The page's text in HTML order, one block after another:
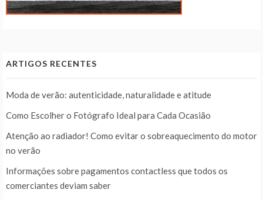
ARTIGOS RECENTES
Moda de verão: autenticidade, naturalidade e atitude
Como Escolher o Fotógrafo Ideal para Cada Ocasião
Atenção ao radiador! Como evitar o sobreaquecimento do motor
no verão
Informações sobre pagamentos contactless que todos os
comerciantes deviam saber